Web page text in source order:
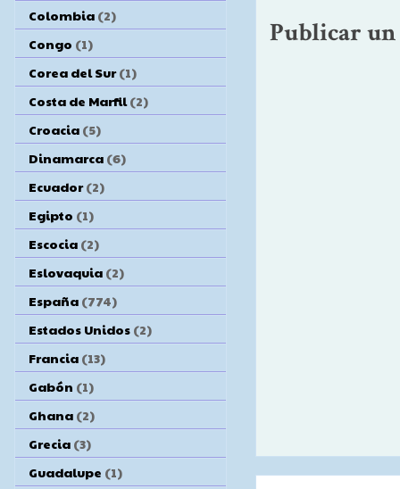
Publicar
Colombia (2)
Congo (1)
Corea del Sur (1)
Costa de Marfil (2)
Croacia (5)
Dinamarca (6)
Ecuador (2)
Egipto (1)
Escocia (2)
Eslovaquia (2)
España (774)
Estados Unidos (2)
Francia (13)
Gabón (1)
Ghana (2)
Grecia (3)
Guadalupe (1)